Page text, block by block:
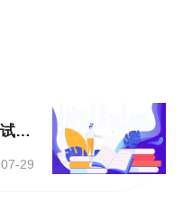
PTE英语考试和雅思的口语测试有区别吗？
07-29